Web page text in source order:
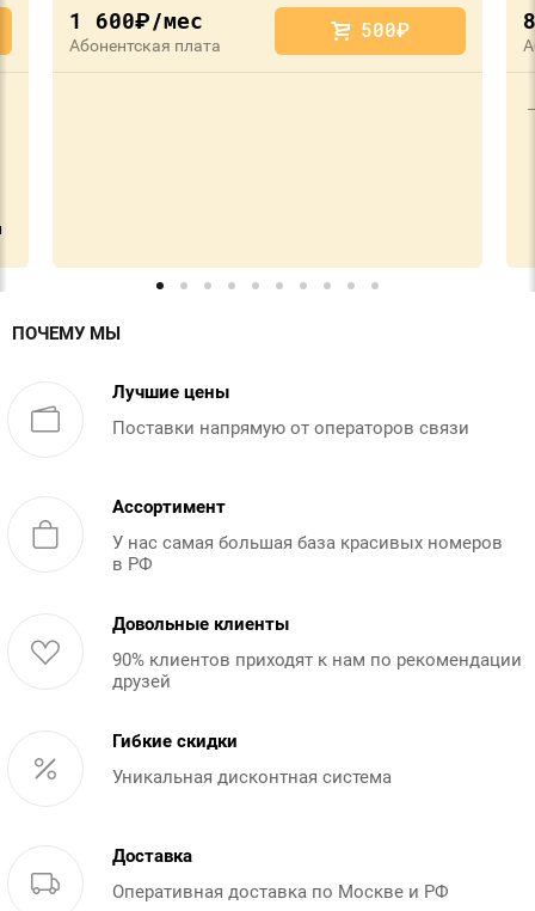
1 600руб./мес
Абонентская плата
500руб.
ПОЧЕМУ МЫ
Лучшие цены
Поставки напрямую от операторов связи
Ассортимент
У нас самая большая база красивых номеров
в РФ
Довольные клиенты
90% клиентов приходят к нам по рекомендации
друзей
Гибкие скидки
Уникальная дисконтная система
Доставка
Оперативная доставка по Москве и РФ